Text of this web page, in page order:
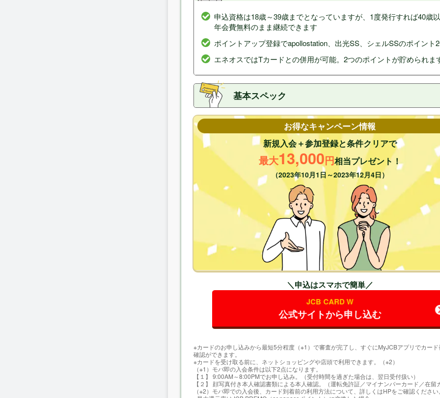
申込資格は18歳～39歳までとなっていますが、1度発行すれば40歳
年会費無料のまま継続できます
ポイントアップ登録でapollostation、出光SS、シェルSSのポイント2
エネオスではTカードとの併用が可能。2つのポイントが貯められま
基本スペック
株式会社ジェーシービー
年会費
無料
ETCカード
無料
家族カード
無料
電子マネー
QuickPay,Apple pay,GooglePay,d払い
付帯保険
海外旅行保険:
最高2,000万円(利用付帯)
ショッピングガード保険:
最高100万円（海外のみ）
※購入日から90日間以内に破損した場合補償
ポイント
OkiDokiポイント
1%※1,000円(税込)で2ポイント
お得なキャンペーン情報
新規入会＋参加登録と条件クリアで
最大13,000円相当プレゼント！
（2023年10月1日～2023年12月4日）
＼申込はスマホで簡単／
JCB CARD W
公式サイトから申し込む
※カードのお申し込みから最短5分程度（※1）で審査が完了し、すぐにMyJCBアプリでカー
確認ができます。
※カードを受け取る前に、ネットショッピングや店頭で利用できます。（※2）
（※1）モバ即の入会条件は以下2点になります。
【１】 9:00AM～8:00PMでお申し込み。（受付時間を過ぎた場合は、翌日受付扱い）
【２】 顔写真付き本人確認書類による本人確認。（運転免許証／マイナンバーカード／在留
（※2）モバ即での入会後、カード到着前の利用方法について、詳しくはHPをご確認ください。